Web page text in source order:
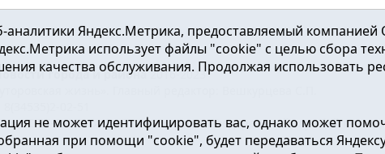
города и района2016-2023
жизнь». Главный редактор: Вешкурцева С.П.
ФС 77-64937 от 24.02.2016г. выдан Федеральной службой по
аналитики Яндекс.Метрика, предоставляемый
использует файлы "cookie" с целью сбора
качества обслуживания. Продолжая использовать
не может идентифицировать вас, однако может
при помощи "cookie", будет передаваться